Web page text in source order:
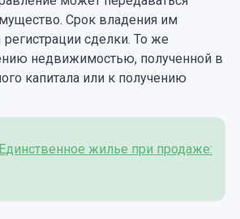
Срок владения им
регистрации сделки. То же
недвижимостью, полученной в
капитала или к получению
Единственное жилье при продаже: